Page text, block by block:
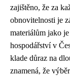
zajištěno, že za
obnovitelnosti je
materiálům jako
hospodářství v
klade důraz na
znamená, že